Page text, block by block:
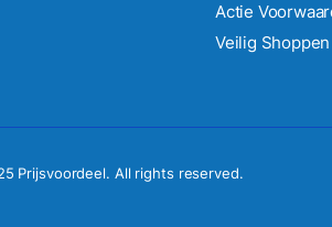
Actie
Veilig Shoppen
Prijsvoordeel. All rights reserved.